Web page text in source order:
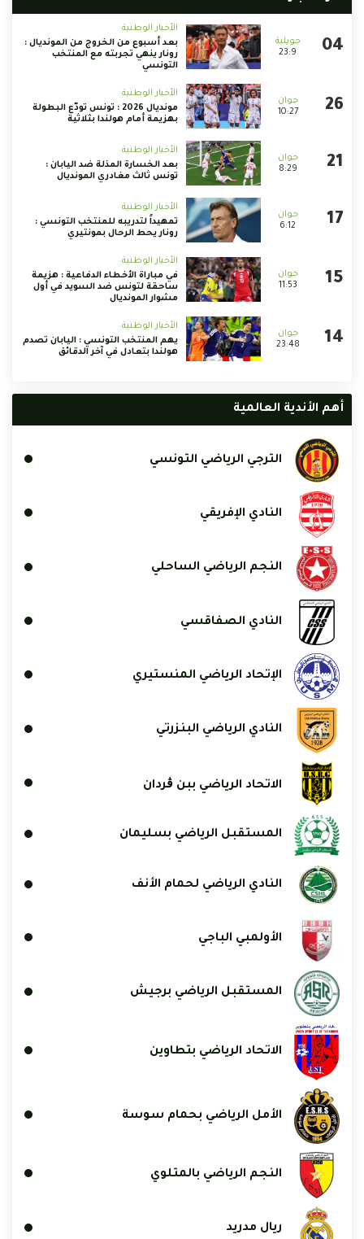
23:9
الأخبار الوطنية
بعد أسبوع من الخروج من المونديال :
رونار ينهي تجربته مع المنتخب
التونسي
10:27
الأخبار الوطنية
مونديال 2026 : تونس تودّع البطولة
بهزيمة أمام هولندا بثلاثية
8:29
الأخبار الوطنية
بعد الخسارة المذلة ضد اليابان :
تونس ثالث مغادري المونديال
6:12
الأخبار الوطنية
تمهيداً لتدريبه للمنتخب التونسي :
رونار يحط الرحال بمونتيري
11:53
الأخبار الوطنية
في مباراة الأخطاء الدفاعية : هزيمة
ساحقة لتونس ضد السويد في أول
مشوار المونديال
23:48
الأخبار الوطنية
يهم المنتخب التونسي : اليابان تصدم
هولندا بتعادل في آخر الدقائق
أهم الأندية العالمية
الترجي الرياضي التونسي
النادي الإفريقي
النجم الرياضي الساحلي
النادي الصفاقسي
الإتحاد الرياضي المنستيري
النادي الرياضي البنزرتي
الاتحاد الرياضي ببن ڨردان
المستقبل الرياضي بسليمان
النادي الرياضي لحمام الأنف
الأولمبي الباجي
المستقبل الرياضي برجيش
الاتحاد الرياضي بتطاوين
الأمل الرياضي بحمام سوسة
النجم الرياضي بالمتلوي
ريال مدريد